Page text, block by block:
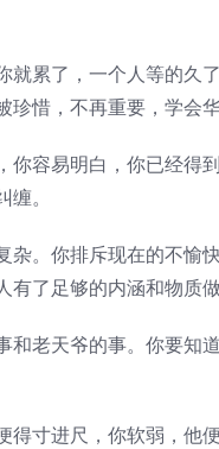
累了，一个人等的久
惜，不再重要，学会华
容易明白，你已经得
。
。你排斥现在的不愉
了足够的内涵和物质
老天爷的事。你要知
寸进尺，你软弱，他